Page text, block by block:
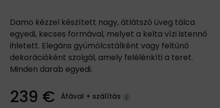
Damo kézzel készített nagy, átlátszó üveg tálca
egyedi, kecses formával, melyet a kelta vízi istennő
ihletett. Elegáns gyümölcstálként vagy feltűnő
dekorációként szolgál, amely felélénkíti a teret.
Minden darab egyedi.
239 € Áfával + szálítás